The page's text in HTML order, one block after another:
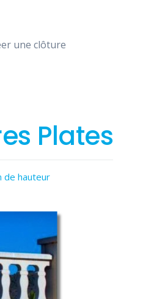
une clôture
Plates
de hauteur